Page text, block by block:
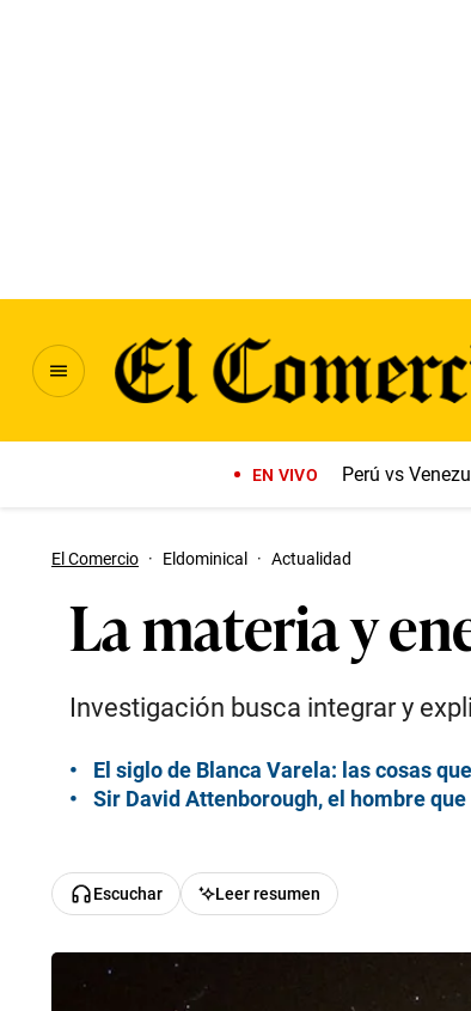
EN VIVO Perú vs
El Comercio · Eldominical · Actualidad
La materia y
Investigación busca integrar y
El siglo de Blanca Varela: las cosas
Sir David Attenborough, el hombre
Escuchar Leer resumen